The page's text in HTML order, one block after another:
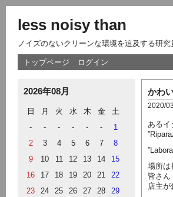
less noisy than
ノイズのないクリーンな環境を追及する研究
トップページ ログイン
2026年08月
日 月 火 水 木 金
土
-
- - - - -
1
2
3 4 5 6 7
8
9
10 11 12 13 14
15
16
17 18 19 20 21
22
23
24 25 26 27 28
29
かわ
2020/
あるイ
場所は
皆さん
店主が